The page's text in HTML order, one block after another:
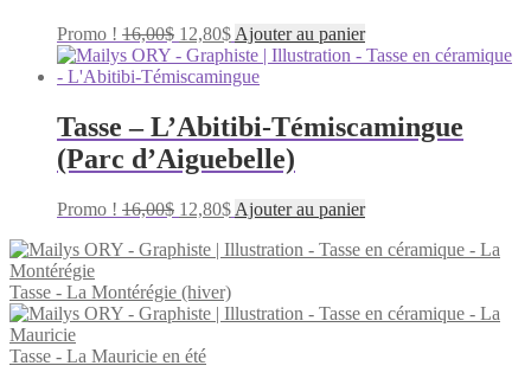
Promo ! 16,00$ Le
prix
initial
16,00$.
12,80$Le
prix
actuel
12,80$.
Ajouter au panier
Tasse – L’Abitibi-Témiscamingue
(Parc d’Aiguebelle)
Promo ! 16,00$ Le
initial
16,00$.
12,80$Le
actuel
12,80$.
Ajouter au panier
Tasse - La Montérégie (hiver)
Tasse - La Mauricie en été